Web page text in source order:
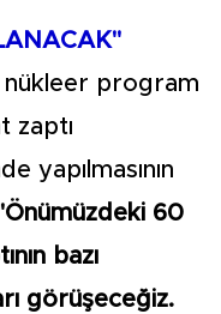
nükleer program
zaptı
yapılmasının
60
bazı
görüşeceğiz.